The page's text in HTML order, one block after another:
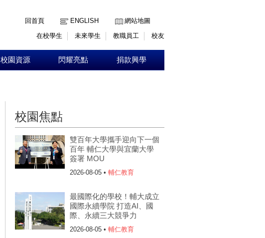
回首頁
ENGLISH
網站地圖
在校學生
未來學生 教職員工 校友
校園資源 閃耀亮點 捐款興學
校園焦點
雙百年大學攜手迎向下一個
百年 輔仁大學與宜蘭大學
簽署 MOU
2026-08-05 • 輔仁教育
最國際化的學校！輔大成立
國際永續學院 打造AI、國
際、永續三大競爭力
2026-08-05 • 輔仁教育